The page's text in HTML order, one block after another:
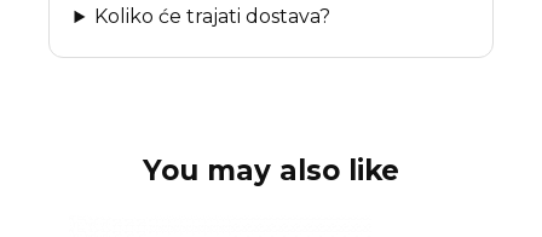
Koliko će trajati dostava?
You may also like